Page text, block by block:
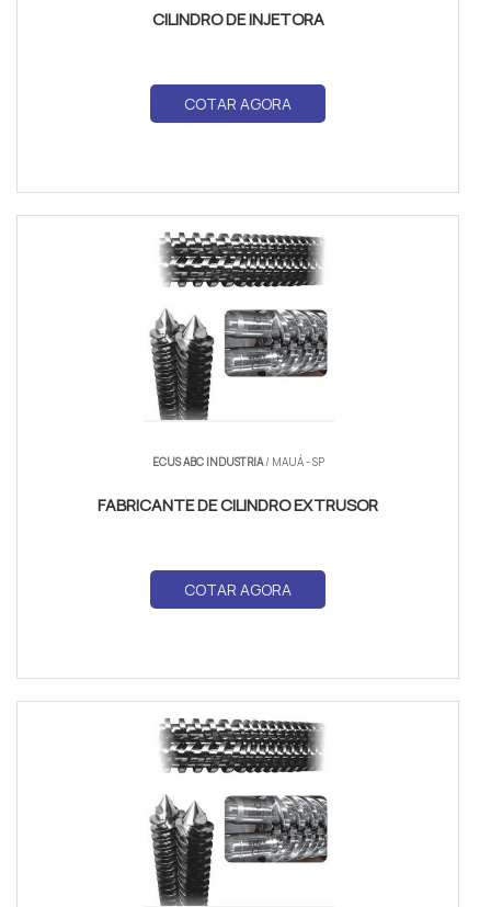
CILINDRO DE INJETORA
COTAR AGORA
ECUS ABC INDUSTRIA/ MAUÁ - SP
FABRICANTE DE CILINDRO EXTRUSOR
COTAR AGORA